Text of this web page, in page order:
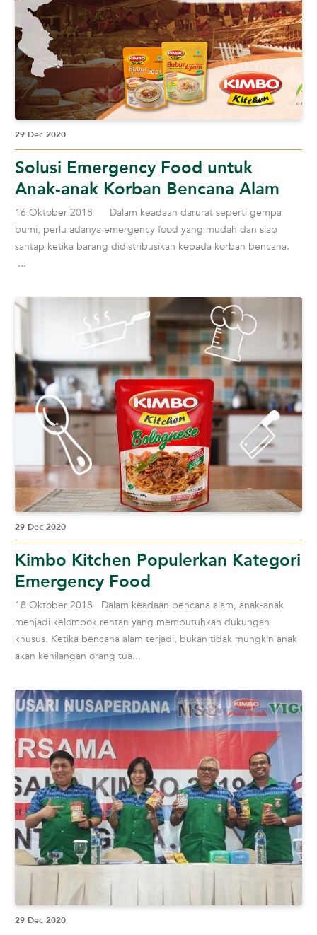
29 Dec 2020
Solusi Emergency Food untuk
Anak-anak Korban Bencana Alam
16 Oktober 2018 Dalam keadaan darurat seperti gempa
bumi, perlu adanya emergency food yang mudah dan siap
santap ketika barang didistribusikan kepada korban bencana.
...
29 Dec 2020
Kimbo Kitchen Populerkan Kategori
Emergency Food
18 Oktober 2018 Dalam keadaan bencana alam, anak-anak
menjadi kelompok rentan yang membutuhkan dukungan
khusus. Ketika bencana alam terjadi, bukan tidak mungkin anak
akan kehilangan orang tua...
29 Dec 2020